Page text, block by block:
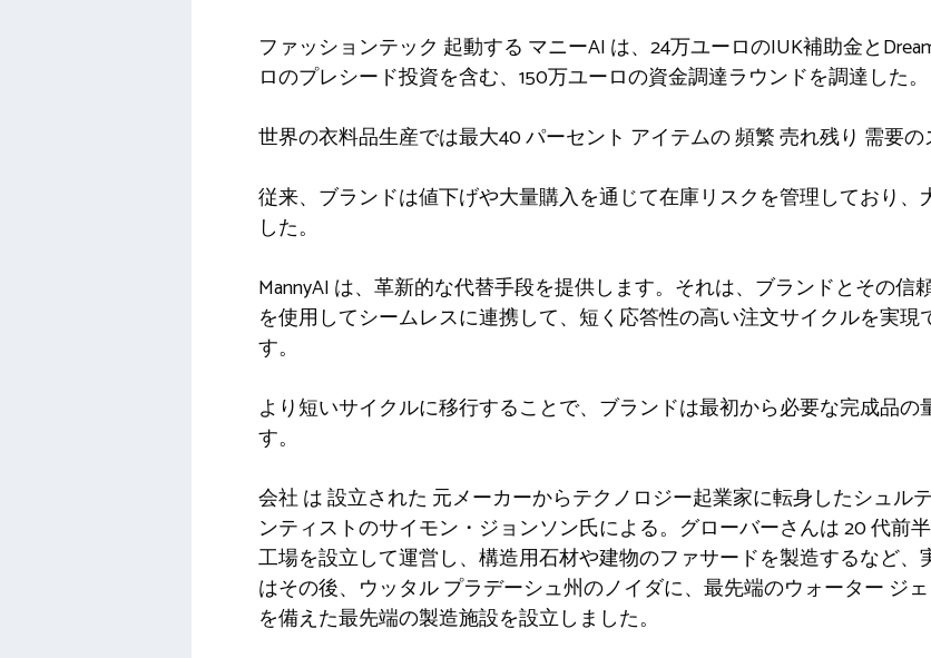
ファッションテック 起動する マニーAI は、24万ユーロのIUK補助金と
ロのプレシード投資を含む、150万ユーロの資金調達ラウンドを調達した。
世界の衣料品生産では最大40パーセント アイテムの頻繁売れ残り 需要の
従来、ブランドは値下げや大量購入を通じて在庫リスクを管理しており、
した。
MannyAI は、革新的な代替手段を提供します。それは、ブランドとその信
を使用してシームレスに連携して、短く応答性の高い注文サイクルを実
す。
より短いサイクルに移行することで、ブランドは最初から必要な完成品の
す。
会社は設立された 元メーカーからテクノロジー起業家に転身したシュル
ンティストのサイモン・ジョンソン氏による。グローバーさんは 20 代前
工場を設立して運営し、構造用石材や建物のファサードを製造するなど
はその後、ウッタル プラデーシュ州のノイダに、最先端のウォーター ジ
を備えた最先端の製造施設を設立しました。